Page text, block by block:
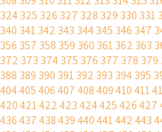
324325 326 327 328 329 330 331
340 341342 343 344345 346 347
356 357 358 359 360 361362 363
372 373 374375 376 377 378 379
388 389 390 391392 393 394395
404405406407408409410411
420421422423424425426427
436437438439440441442443